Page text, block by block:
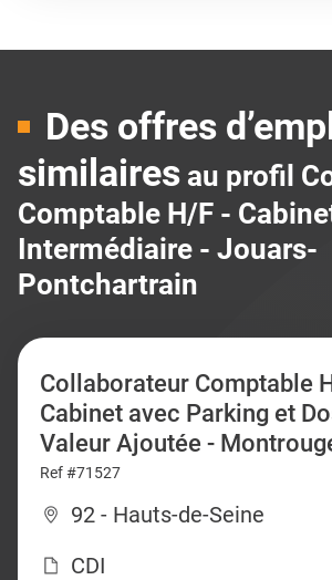
Des offres
similaires au profil
Comptable H/F -
Intermédiaire - Jouars-
Pontchartrain
Collaborateur Comptable
Cabinet avec Parking et
Valeur Ajoutée -
Ref #71527
92 - Hauts-de-Seine
CDI